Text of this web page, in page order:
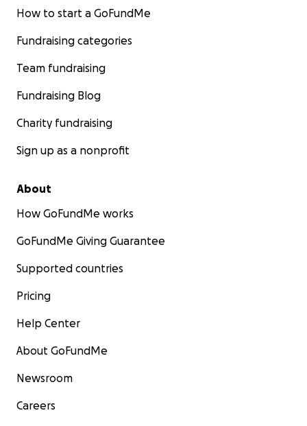
How to start a GoFundMe
Fundraising categories
Team fundraising
Fundraising Blog
Charity fundraising
Sign up as a nonprofit
About
How GoFundMe works
GoFundMe Giving Guarantee
Supported countries
Pricing
Help Center
About GoFundMe
Newsroom
Careers